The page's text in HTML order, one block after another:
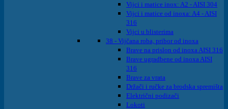
Vijci i matice inox: A2 - AISI 304
Vijci i matice od inoxa: A4 - AISI
316
Vijci u blisterima
38 - Vijčana roba, pribor od inoxa
Brave na prislon od inoxa AISI 316
Brave ugradbene od inoxa AISI
316
Brave za vrata
Držači i ručke za brodska spremišta
Električni podizači
Lokoti